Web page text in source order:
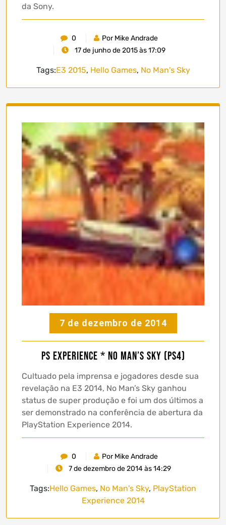
da Sony.
0
Por Mike Andrade
17 de junho de 2015 às 17:09
Tags:E3 2015, Hello Games, No Man's Sky
7 de dezembro de 2014
PS Experience * No Man’s Sky (PS4)
Cultuado pela imprensa e jogadores desde sua
revelação na E3 2014, No Man’s Sky ganhou
status de super produção e foi um dos últimos a
ser demonstrado na conferência de abertura da
PlayStation Experience 2014.
0
Por Mike Andrade
7 de dezembro de 2014 às 14:29
Tags:Hello Games, No Man's Sky, PlayStation
Experience 2014